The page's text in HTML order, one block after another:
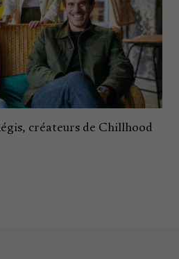
créateurs de Chillhood